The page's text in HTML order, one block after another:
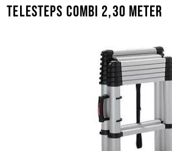
Telesteps Combi 2,30 meter